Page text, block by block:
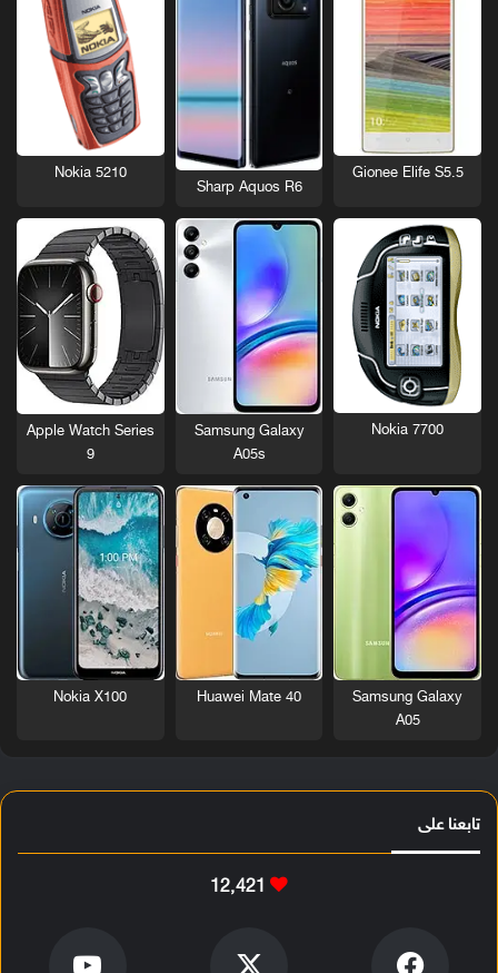
Gionee Elife S5.5
Sharp Aquos R6
Nokia 5210
Nokia 7700
Samsung Galaxy
A05s
Apple Watch Series
9
Samsung Galaxy
A05
Huawei Mate 40
Nokia X100
تابعنا على
12٬421